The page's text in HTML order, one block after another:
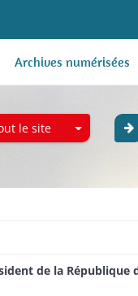
Archives numérisées
le site
de la